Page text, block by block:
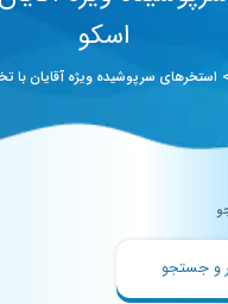
اسکو
> استخرهای سرپوشیده ویژه آقایان با